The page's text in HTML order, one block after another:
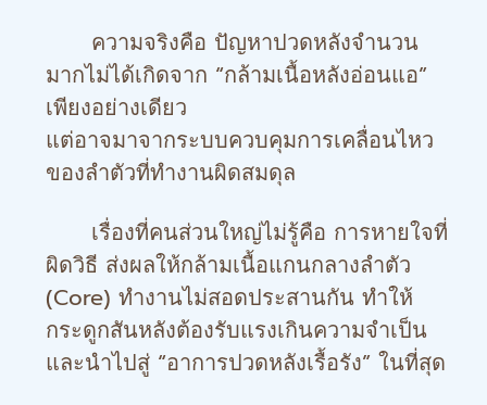
ความจริงคือ ปัญหาปวดหลังจำนวน
มากไม่ได้เกิดจาก “กล้ามเนื้อหลังอ่อนแอ”
เพียงอย่างเดียว
แต่อาจมาจากระบบควบคุมการเคลื่อนไหว
ของลำตัวที่ทำงานผิดสมดุล
เรื่องที่คนส่วนใหญ่ไม่รู้คือ การหายใจที่
ผิดวิธี ส่งผลให้กล้ามเนื้อแกนกลางลำตัว
(Core) ทำงานไม่สอดประสานกัน ทำให้
กระดูกสันหลังต้องรับแรงเกินความจำเป็น
และนำไปสู่ “อาการปวดหลังเรื้อรัง” ในที่สุด